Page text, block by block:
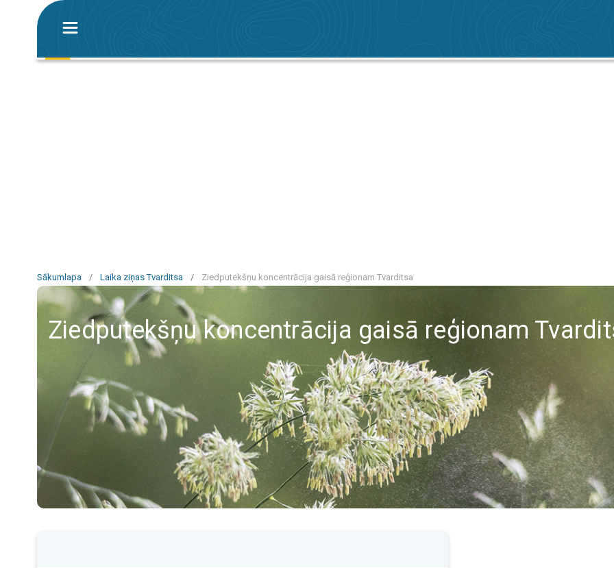
Sākumlapa / Laika ziņas Tvarditsa / Ziedputekšņu koncentrācija gaisā reģionam Tvarditsa
Ziedputekšņu koncentrācija gaisā reģionam